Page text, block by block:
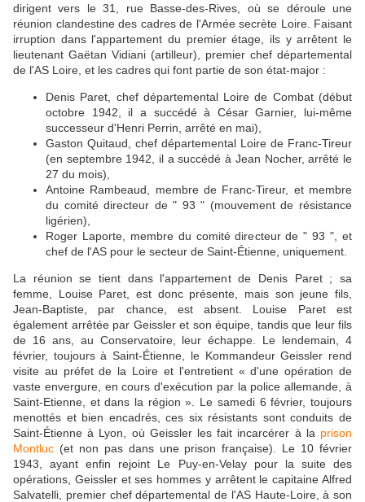
dirigent vers le 31, rue Basse-des-Rives, où se déroule une
réunion clandestine des cadres de l'Armée secrète Loire. Faisant
irruption dans l'appartement du premier étage, ils y arrêtent le
lieutenant Gaëtan Vidiani (artilleur), premier chef départemental
de l'AS Loire, et les cadres qui font partie de son état-major :
Denis Paret, chef départemental Loire de Combat (début
octobre 1942, il a succédé à César Garnier, lui-même
successeur d'Henri Perrin, arrêté en mai),
Gaston Quitaud, chef départemental Loire de Franc-Tireur
(en septembre 1942, il a succédé à Jean Nocher, arrêté le
27 du mois),
Antoine Rambeaud, membre de Franc-Tireur, et membre
du comité directeur de " 93 " (mouvement de résistance
ligérien),
Roger Laporte, membre du comité directeur de " 93 ", et
chef de l'AS pour le secteur de Saint-Étienne, uniquement.
La réunion se tient dans l'appartement de Denis Paret ; sa
femme, Louise Paret, est donc présente, mais son jeune fils,
Jean-Baptiste, par chance, est absent. Louise Paret est
également arrêtée par Geissler et son équipe, tandis que leur fils
de 16 ans, au Conservatoire, leur échappe. Le lendemain, 4
février, toujours à Saint-Étienne, le Kommandeur Geissler rend
visite au préfet de la Loire et l'entretient « d'une opération de
vaste envergure, en cours d'exécution par la police allemande, à
Saint-Etienne, et dans la région ». Le samedi 6 février, toujours
menottés et bien encadrés, ces six résistants sont conduits de
Saint-Étienne à Lyon, où Geissler les fait incarcérer à la prison
Montluc (et non pas dans une prison française). Le 10 février
1943, ayant enfin rejoint Le Puy-en-Velay pour la suite des
opérations, Geissler et ses hommes y arrêtent le capitaine Alfred
Salvatelli, premier chef départemental de l'AS Haute-Loire, à son